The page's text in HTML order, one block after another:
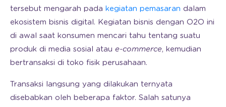
tersebut mengarah pada kegiatan pemasaran dalam
ekosistem bisnis digital. Kegiatan bisnis dengan O2O ini
di awal saat konsumen mencari tahu tentang suatu
produk di media sosial atau e-commerce, kemudian
bertransaksi di toko fisik perusahaan.
Transaksi langsung yang dilakukan ternyata
disebabkan oleh beberapa faktor. Salah satunya